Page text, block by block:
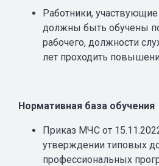
Работники,
должны быть обучены
рабочего, должности
лет проходить
Нормативная база обучения
Приказ МЧС от
утверждении типовых
профессиональных